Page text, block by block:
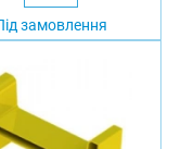
замовлення